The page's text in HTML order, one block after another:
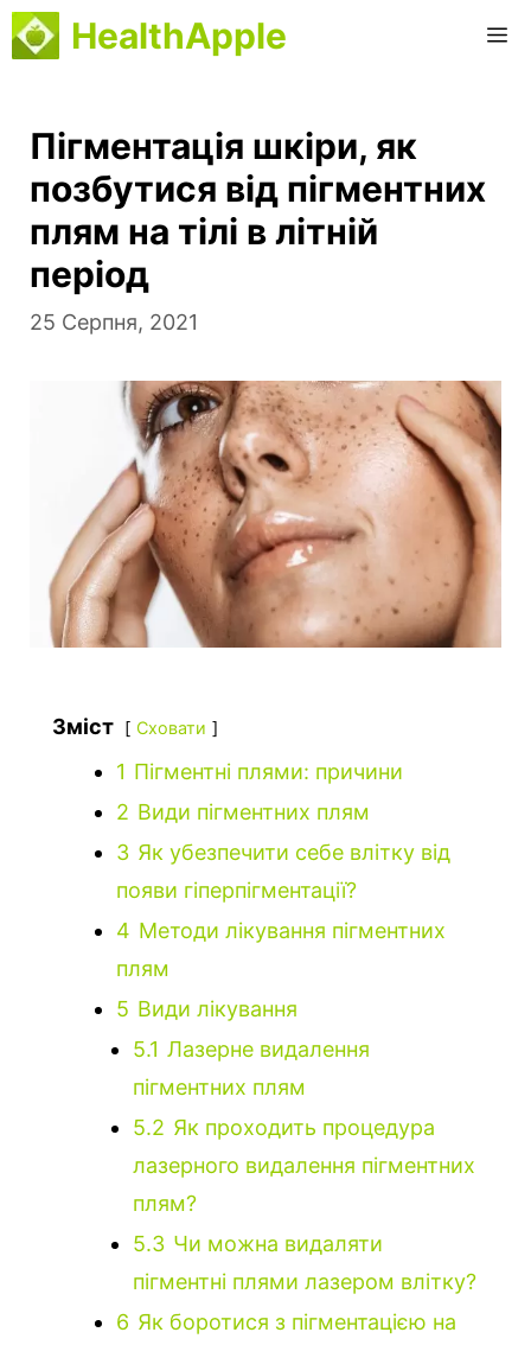
Перейти
до
HealthApple
Пігментація шкіри, як
позбутися від пігментних
плям на тілі в літній
період
25 Серпня, 2021
Зміст Сховати
1 Пігментні плями: причини
2 Види пігментних плям
3 Як убезпечити себе влітку від
появи гіперпігментації?
4 Методи лікування пігментних
плям
5 Види лікування
5.1 Лазерне видалення
пігментних плям
5.2 Як проходить процедура
лазерного видалення пігментних
плям?
5.3 Чи можна видаляти
пігментні плями лазером влітку?
6 Як боротися з пігментацією на